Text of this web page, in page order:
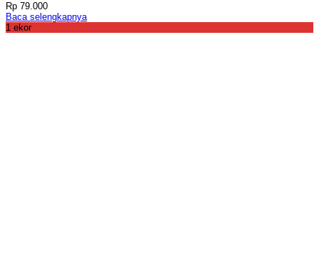
Rp 79.000
Baca selengkapnya
1 ekor